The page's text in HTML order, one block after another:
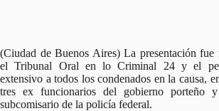
(Ciudad de Buenos Aires) La presentación fue
el Tribunal Oral en lo Criminal 24 y el
extensivo a todos los condenados en la causa,
tres ex funcionarios del gobierno porteño
subcomisario de la policía federal.